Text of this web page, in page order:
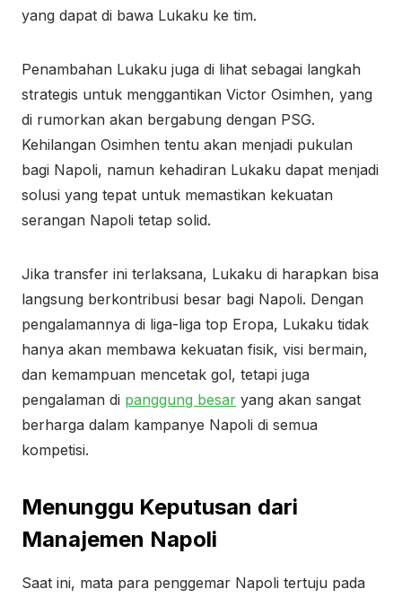
yang dapat di bawa Lukaku ke tim.
Penambahan Lukaku juga di lihat sebagai langkah
strategis untuk menggantikan Victor Osimhen, yang
di rumorkan akan bergabung dengan PSG.
Kehilangan Osimhen tentu akan menjadi pukulan
bagi Napoli, namun kehadiran Lukaku dapat menjadi
solusi yang tepat untuk memastikan kekuatan
serangan Napoli tetap solid.
Jika transfer ini terlaksana, Lukaku di harapkan bisa
langsung berkontribusi besar bagi Napoli. Dengan
pengalamannya di liga-liga top Eropa, Lukaku tidak
hanya akan membawa kekuatan fisik, visi bermain,
dan kemampuan mencetak gol, tetapi juga
pengalaman di panggung besar yang akan sangat
berharga dalam kampanye Napoli di semua
kompetisi.
Menunggu Keputusan dari
Manajemen Napoli
Saat ini, mata para penggemar Napoli tertuju pada